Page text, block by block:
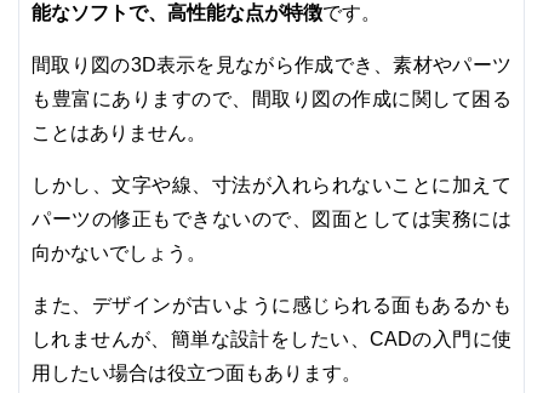
能なソフトで、高性能な点が特徴です。
間取り図の3D表示を見ながら作成でき、素材やパーツ
も豊富にありますので、間取り図の作成に関して困る
ことはありません。
しかし、文字や線、寸法が入れられないことに加えて
パーツの修正もできないので、図面としては実務には
向かないでしょう。
また、デザインが古いように感じられる面もあるかも
しれませんが、簡単な設計をしたい、CADの入門に使
用したい場合は役立つ面もあります。